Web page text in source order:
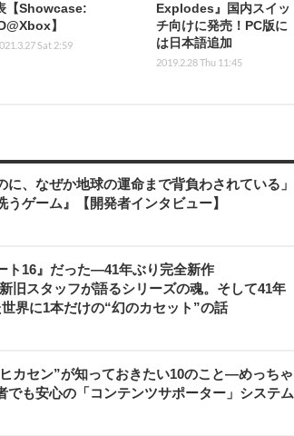
【Showcase:
】
Sat 2:59
Explodes』国内スイッ
チ向けに発売！PC版に
は日本語追加
2019.2.28 Thu 11:45
に、なぜか地球の運命まで背負わされている」
ゲーム』【開発者インタビュー】
ト16』だった―41年ぶり完全新作
旧スタッフが語るシリーズの魂。そして41年
界に1本だけの“幻のカセット”の話
カセン”が知っておきたい10のこと―めっちゃ
も安心の「コンテンツサポーター」システム